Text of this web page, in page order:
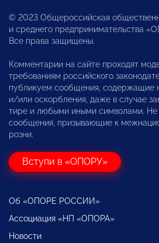
© 2023 Общероссийская
и среднего предпринимательства
Все права защищены.
Комментарии на сайте проходят
требованиям российского
публикуем сообщения, содержащие
и/или оскорбления, даже в случае
тире и любыми иными символами. Не
сообщения, призывающие к
розни.
Вступи в «ОПОРУ»
Об «ОПОРЕ РОССИИ»
Ассоциация «НП «ОПОРА»
Новости